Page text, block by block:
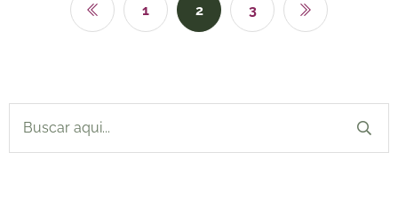
1 2 3